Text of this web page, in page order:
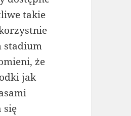
takie
stadium
że
jak
się